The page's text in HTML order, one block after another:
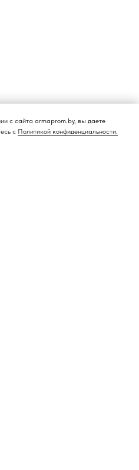
с сайта armaprom.by, вы даете
с Политикой конфиденциальности.